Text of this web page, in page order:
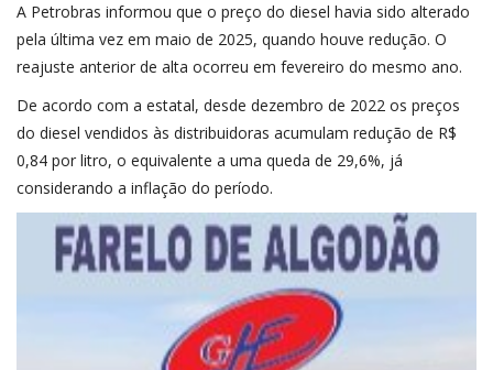
A Petrobras informou que o preço do diesel havia sido alterado
pela última vez em maio de 2025, quando houve redução. O
reajuste anterior de alta ocorreu em fevereiro do mesmo ano.
De acordo com a estatal, desde dezembro de 2022 os preços
do diesel vendidos às distribuidoras acumulam redução de R$
0,84 por litro, o equivalente a uma queda de 29,6%, já
considerando a inflação do período.